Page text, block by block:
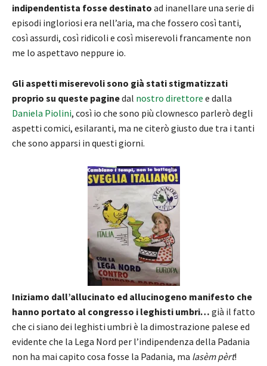
indipendentista fosse destinato ad inanellare una serie di
episodi ingloriosi era nell’aria, ma che fossero così tanti,
così assurdi, così ridicoli e così miserevoli francamente non
me lo aspettavo neppure io.
Gli aspetti miserevoli sono già stati stigmatizzati
proprio su queste paginedal nostro direttore e dalla
Daniela Piolini, così io che sono più clownesco parlerò degli
aspetti comici, esilaranti, ma ne citerò giusto due tra i tanti
che sono apparsi in questi giorni.
Iniziamo dall’allucinato ed allucinogeno manifesto che
hanno portato al congresso i leghisti umbri… già il fatto
che ci siano dei leghisti umbri è la dimostrazione palese ed
evidente che la Lega Nord per l’indipendenza della Padania
non ha mai capito cosa fosse la Padania, ma lasèm pèrt!